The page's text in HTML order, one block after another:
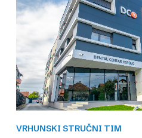
VRHUNSKI STRUČNI TIM